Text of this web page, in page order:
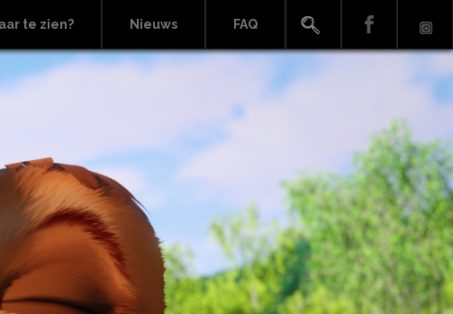
te zien? Nieuws FAQ